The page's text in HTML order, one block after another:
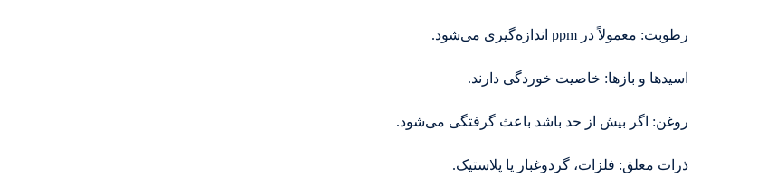
رطوبت: معمولاً در ppm اندازه‌گیری می‌شود.
اسیدها و بازها: خاصیت خوردگی دارند.
روغن: اگر بیش از حد باشد باعث گرفتگی می‌شود.
ذرات معلق: فلزات، گردوغبار یا پلاستیک.